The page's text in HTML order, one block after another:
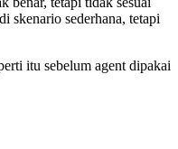
skenario sederhana, tetapi
itu sebelum agent dipakai